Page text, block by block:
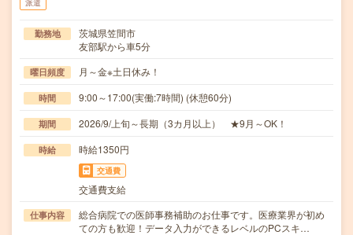
派遣
勤務地
茨城県笠間市
友部駅から車5分
曜日頻度 月～金※土日休み！
時間 9:00～17:00(実働:7時間) (休憩60分)
期間 2026/9/上旬～長期（3カ月以上） ★9月～OK！
時給 時給1350円
交通費
交通費支給
仕事内容
総合病院での医師事務補助のお仕事です。医療業界が初め
ての方も歓迎！データ入力ができるレベルのPCスキ…